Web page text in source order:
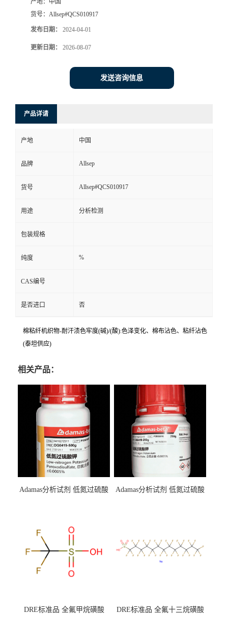
产地： 中国
货号： Allsep#QCS010917
发布日期： 2024-04-01
更新日期： 2026-08-07
发送咨询信息
产品详请
产地 中国
品牌 Allsep
货号 Allsep#QCS010917
用途 分析检测
包装规格
纯度 %
CAS编号
是否进口 否
棉粘纤机织物-耐汗渍色牢度(碱)/(酸):色泽变化、棉布沾色、粘纤沾色
(泰坦供应)
相关产品：
Adamas分析试剂 低氮过硫酸
（泰坦现货供应）
Adamas分析试剂 低氮过硫酸
DRE标准品 全氟甲烷磺酸
DRE标准品 全氟十三烷磺酸